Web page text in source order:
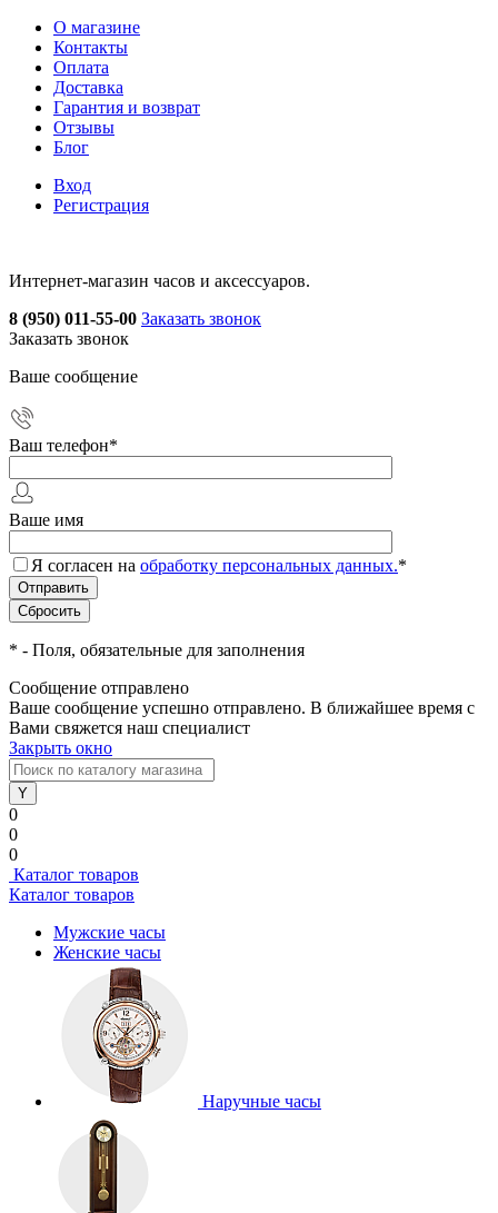
О магазине
Контакты
Оплата
Доставка
Гарантия и возврат
Отзывы
Блог
Вход
Регистрация
Интернет-магазин часов и аксессуаров.
8 (950) 011-55-00 Заказать звонок
Заказать звонок
Ваше сообщение
Ваш телефон*
Ваше имя
Я согласен на обработку персональных данных.*
* - Поля, обязательные для заполнения
Сообщение отправлено
Ваше сообщение успешно отправлено. В ближайшее время с
Вами свяжется наш специалист
Закрыть окно
0
0
0
Каталог товаров
Каталог товаров
Мужские часы
Женские часы
Наручные часы